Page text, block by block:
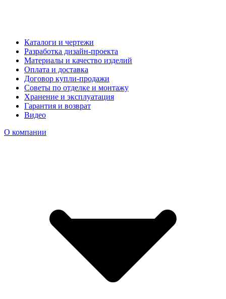
Каталоги и чертежи
Разработка дизайн-проекта
Материалы и качество изделий
Оплата и доставка
Договор купли-продажи
Советы по отделке и монтажу
Хранение и эксплуатация
Гарантия и возврат
Видео
О компании